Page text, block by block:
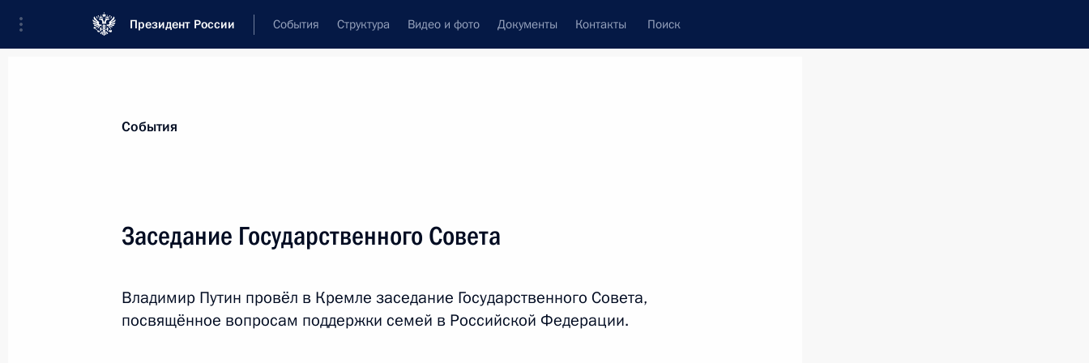
Президент России События Структура Видео и фото Документы Контакты Поиск
Лента событий Подписаться на ленту
События
Заседание Государственного Совета
Владимир Путин провёл в Кремле заседание Государственного Совета,
посвящённое вопросам поддержки семей в Российской Федерации.